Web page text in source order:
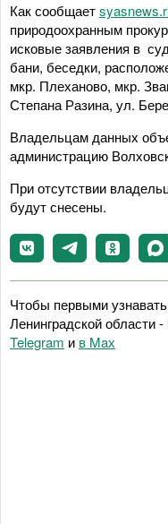
Как сообщает
природоохранным
исковые заявления в
бани, беседки,
мкр. Плеханово, мкр.
Степана Разина, ул.
Владельцам данных
администрацию
При отсутствии
будут снесены.
Чтобы первыми
Ленинградской области
Telegram и в Maх